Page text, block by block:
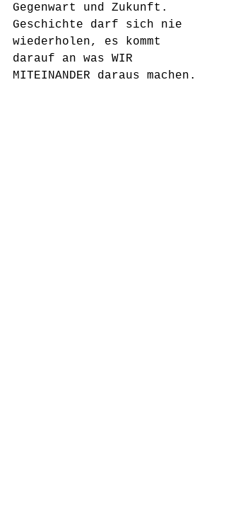
Gegenwart und Zukunft.
Geschichte darf sich nie
wiederholen, es kommt
darauf an was WIR
MITEINANDER daraus machen.